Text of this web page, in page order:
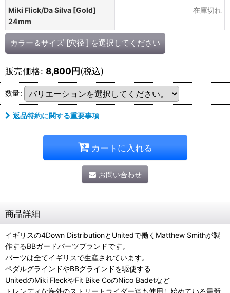
Miki Flick/Da Silva [Gold]
24mm
在庫切れ
カラー＆サイズ [穴径 ] を選択してください
販売価格: 8,800円(税込)
数量:
返品特約に関する重要事項
カートに入れる
お問い合わせ
商品詳細
イギリスの4Down DistributionとUnitedで働くMatthew Smithが製
作するBBガードパーツブランドです。
パーツは全てイギリスで生産されています。
ペダルグラインドやBBグラインドを駆使する
UnitedのMiki FleckやFit Bike CoのNico Badetなど
トレンディな海外のストリートライダー達も使用し始めている最新